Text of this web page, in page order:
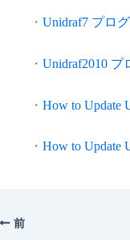
・ Unidraf7 プロ
・ Unidraf2010
・ How to Update
・ How to Update
前